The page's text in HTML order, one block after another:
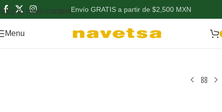
Skip to main contentEnvío GRATIS a partir de $2,500 MXN
Menu